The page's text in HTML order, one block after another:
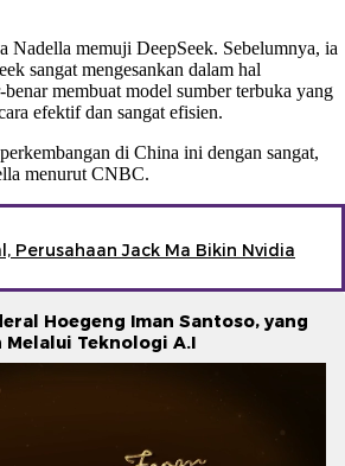
Nadella memuji DeepSeek. Sebelumnya, ia
sangat mengesankan dalam hal
benar membuat model sumber terbuka yang
efektif dan sangat efisien.
di China ini dengan sangat,
menurut CNBC.
Perusahaan Jack Ma Bikin Nvidia
Hoegeng Iman Santoso, yang
Melalui Teknologi A.I